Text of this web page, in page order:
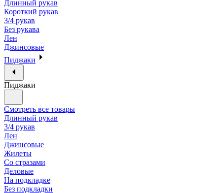
Длинный рукав
Короткий рукав
3/4 рукав
Без рукава
Лен
Джинсовые
Пиджаки
Пиджаки
Смотреть все товары
Длинный рукав
3/4 рукав
Лен
Джинсовые
Жилеты
Со стразами
Деловые
На подкладке
Без подкладки